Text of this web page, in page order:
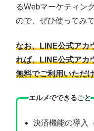
るWebマーケティン
ので、ぜひ使ってみ
なお、LINE公式アカ
れば、LINE公式アカ
無料でご利用いただ
エルメでできること
決済機能の導入